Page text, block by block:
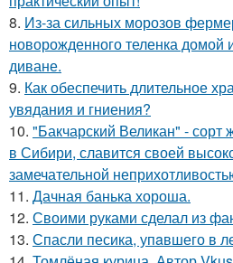
8. Из-за сильных морозов
новорожденного теленка домой
диване.
9. Как обеспечить длительное
увядания и гниения?
10. "Бакчарский Великан" -
в Сибири, славится своей
замечательной
11. Дачная банька хороша.
12. Своими руками сделал из
13. Спасли песика, упaвшего в